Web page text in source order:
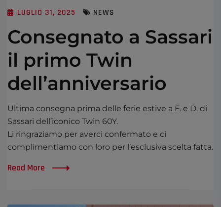
LUGLIO 31, 2025 NEWS
Consegnato a Sassari
il primo Twin
dell’anniversario
Ultima consegna prima delle ferie estive a F. e D. di
Sassari dell’iconico Twin 60Y.
Li ringraziamo per averci confermato e ci
complimentiamo con loro per l’esclusiva scelta fatta.
Read More